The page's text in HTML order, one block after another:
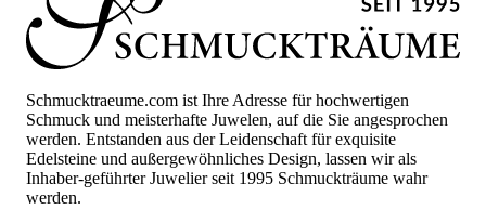
Schmucktraeume.com ist Ihre Adresse für hochwertigen
Schmuck und meisterhafte Juwelen, auf die Sie angesprochen
werden. Entstanden aus der Leidenschaft für exquisite
Edelsteine und außergewöhnliches Design, lassen wir als
Inhaber-geführter Juwelier seit 1995 Schmuckträume wahr
werden.